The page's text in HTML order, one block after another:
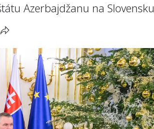
Azerbajdžanu na Slovensku